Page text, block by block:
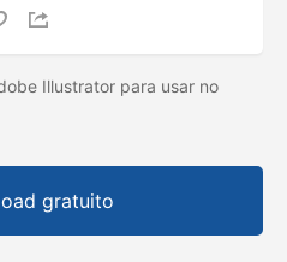
Illustrator para usar no
gratuito